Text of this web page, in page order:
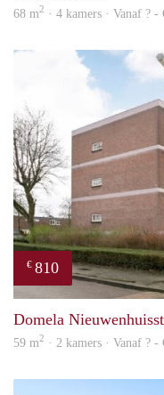
68 m2 · 4 kamers · Vanaf ?
€ 810
Domela
59 m2 · 2 kamers · Vanaf ?